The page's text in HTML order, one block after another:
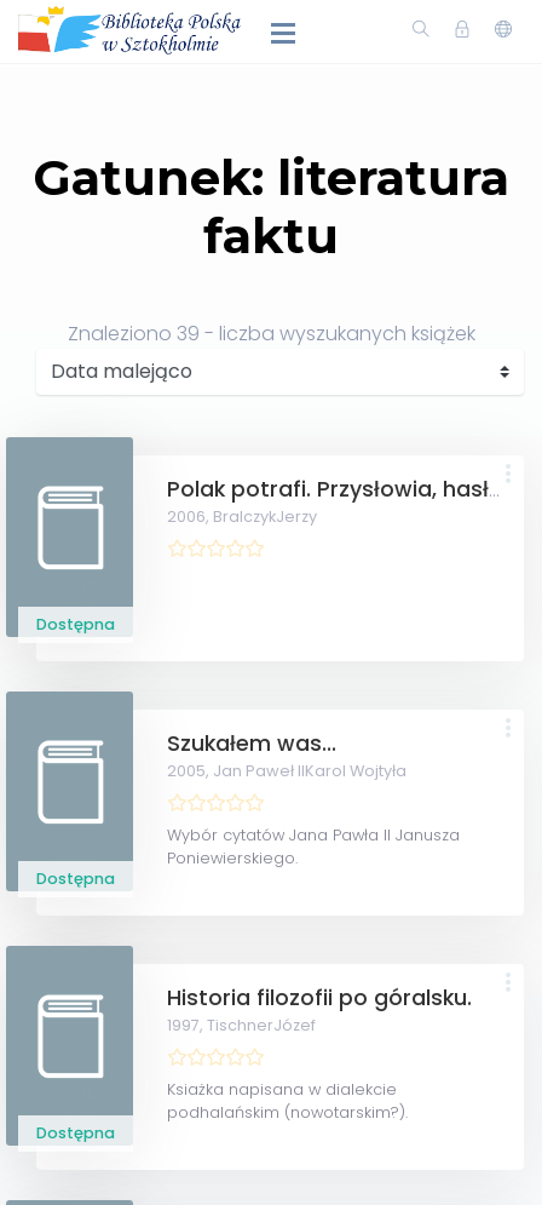
Gatunek: literatura
faktu
Znaleziono 39 - liczba wyszukanych książek
Dostępna
Polak potrafi. Przysłowia, hasła i inne polskie zdania osobne.
2006, BralczykJerzy
Dostępna
Szukałem was...
2005, Jan Paweł IIKarol Wojtyła
Wybór cytatów Jana Pawła II Janusza
Poniewierskiego.
Dostępna
Historia filozofii po góralsku.
1997,TischnerJózef
Ksiażka napisana w dialekcie
podhalańskim (nowotarskim?).